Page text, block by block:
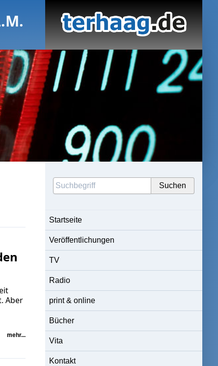
Aber
mehr...
Startseite
Veröffentlichungen
TV
Radio
print & online
Bücher
Vita
Kontakt